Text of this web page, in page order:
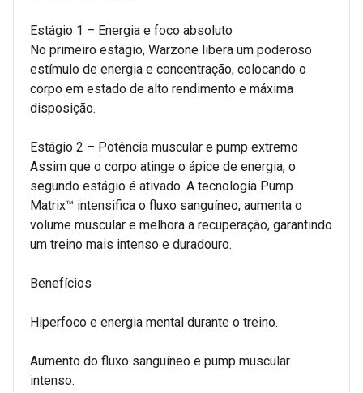
Estágio 1 – Energia e foco absoluto
No primeiro estágio, Warzone libera um poderoso
estímulo de energia e concentração, colocando o
corpo em estado de alto rendimento e máxima
disposição.
Estágio 2 – Potência muscular e pump extremo
Assim que o corpo atinge o ápice de energia, o
segundo estágio é ativado. A tecnologia Pump
Matrix™ intensifica o fluxo sanguíneo, aumenta o
volume muscular e melhora a recuperação, garantindo
um treino mais intenso e duradouro.
Benefícios
Hiperfoco e energia mental durante o treino.
Aumento do fluxo sanguíneo e pump muscular
intenso.